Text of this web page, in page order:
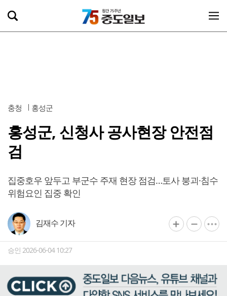
충청 홍성군
홍성군, 신청사 공사현장 안전점
검
집중호우 앞두고 부군수 주재 현장 점검…토사 붕괴·침수
위험요인 집중 확인
김재수 기자
승인 2026-06-04 10:27